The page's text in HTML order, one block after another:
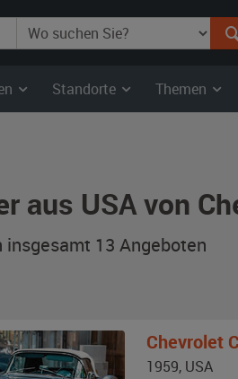
Standorte Themen
aus USA von
insgesamt 13 Angeboten
Chevrolet
1959, USA